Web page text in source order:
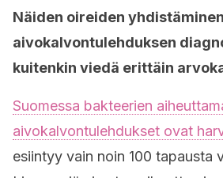
Näiden oireiden yhdistäminen
aivokalvontulehduksen
kuitenkin viedä erittäin
Suomessa bakteerien
aivokalvontulehdukset ovat
esiintyy vain noin 100 tapausta